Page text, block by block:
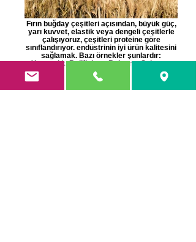
Fırın buğday çeşitleri açısından, büyük güç,
yarı kuvvet, elastik veya dengeli çeşitlerle
çalışıyoruz, çeşitleri proteine ​​göre
sınıflandırıyor. endüstrinin iyi ürün kalitesini
sağlamak. Bazı örnekler şunlardır:
Yaratıcılık, Bullfighter, Bologne, Soisson,
Sarina.